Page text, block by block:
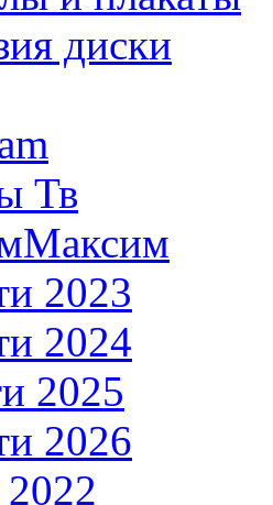
диски
Тв
2023
2024
2025
2026
2022